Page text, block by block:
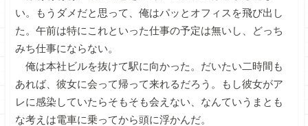
い。もうダメだと思って、俺はパッとオフィスを飛び出し
た。午前は特にこれといった仕事の予定は無いし、どっち
みち仕事にならない。
俺は本社ビルを抜けて駅に向かった。だいたい二時間も
あれば、彼女に会って帰って来れるだろう。もし彼女がア
レに感染していたらそもそも会えない、なんていうまとも
な考えは電車に乗ってから頭に浮かんだ。